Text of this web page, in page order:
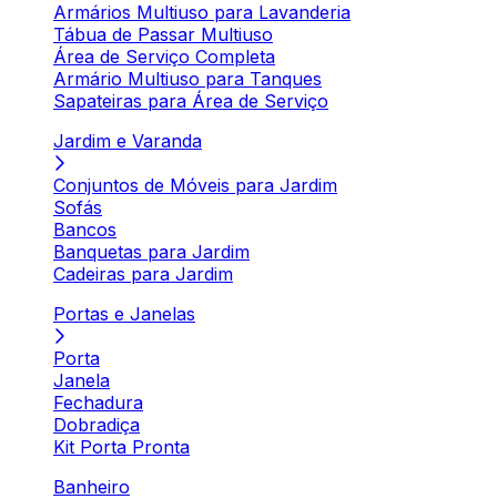
Armários Multiuso para Lavanderia
Tábua de Passar Multiuso
Área de Serviço Completa
Armário Multiuso para Tanques
Sapateiras para Área de Serviço
Jardim e Varanda
Conjuntos de Móveis para Jardim
Sofás
Bancos
Banquetas para Jardim
Cadeiras para Jardim
Portas e Janelas
Porta
Janela
Fechadura
Dobradiça
Kit Porta Pronta
Banheiro